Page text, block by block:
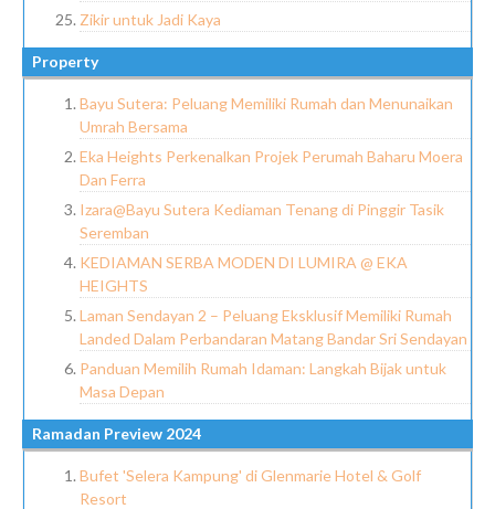
Zikir untuk Jadi Kaya
Property
Bayu Sutera: Peluang Memiliki Rumah dan Menunaikan
Umrah Bersama
Eka Heights Perkenalkan Projek Perumah Baharu Moera
Dan Ferra
Izara@Bayu Sutera Kediaman Tenang di Pinggir Tasik
Seremban
KEDIAMAN SERBA MODEN DI LUMIRA @ EKA
HEIGHTS
Laman Sendayan 2 – Peluang Eksklusif Memiliki Rumah
Landed Dalam Perbandaran Matang Bandar Sri Sendayan
Panduan Memilih Rumah Idaman: Langkah Bijak untuk
Masa Depan
Ramadan Preview 2024
Bufet 'Selera Kampung' di Glenmarie Hotel & Golf
Resort